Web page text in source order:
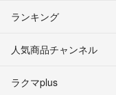
ランキング
人気商品チャンネル
ラクマplus